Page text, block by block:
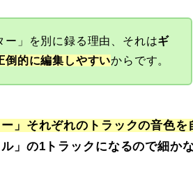
」を別に録る理由、それはギ
倒的に編集しやすいからです。
」それぞれのトラックの音色を
」の1トラックになるので細か